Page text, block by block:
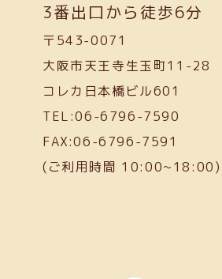
3番出口から徒歩6分
〒543-0071
大阪市天王寺生玉町11-28
コレカ日本橋ビル601
TEL:06-6796-7590
FAX:06-6796-7591
(ご利用時間 10:00~18:00)